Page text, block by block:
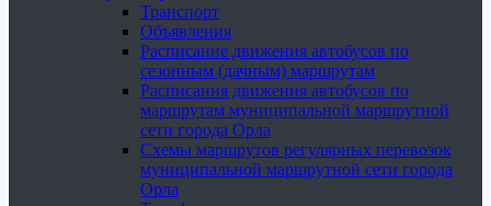
Транспорт
Объявления
Расписание движения автобусов по
сезонным (дачным) маршрутам
Расписания движения автобусов по
маршрутам муниципальной маршрутной
сети города Орла
Схемы маршрутов регулярных перевозок
муниципальной маршрутной сети города
Орла